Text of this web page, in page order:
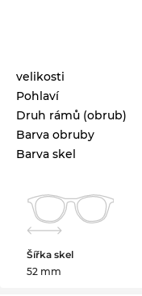
velikosti
Pohlaví
Druh rámů (obrub)
Barva obruby
Barva skel
Šířka skel
52 mm